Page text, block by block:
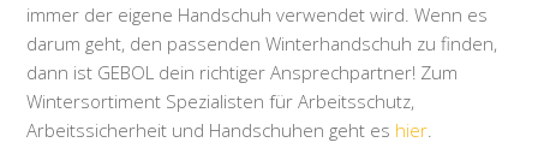
immer der eigene Handschuh verwendet wird. Wenn es
darum geht, den passenden Winterhandschuh zu finden,
dann ist GEBOL dein richtiger Ansprechpartner! Zum
Wintersortiment Spezialisten für Arbeitsschutz,
Arbeitssicherheit und Handschuhen geht es hier.